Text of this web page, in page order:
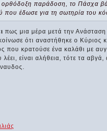
παράδοση, το Πάσχα
που έδωσε για τη σωτηρία του
πως μια μέρα μετά την
ότι αναστήθηκε ο Κύριος
που κρατούσε ένα καλάθι με
είναι αλήθεια, τότε τα